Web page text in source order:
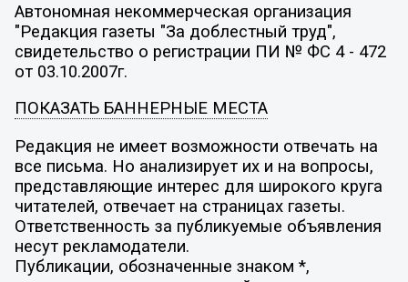
Автономная некоммерческая организация
"Редакция газеты "За доблестный труд",
свидетельство о регистрации ПИ № ФС 4 - 472
от 03.10.2007г.
ПОКАЗАТЬ БАННЕРНЫЕ МЕСТА
Редакция не имеет возможности отвечать на
все письма. Но анализирует их и на вопросы,
представляющие интерес для широкого круга
читателей, отвечает на страницах газеты.
Ответственность за публикуемые объявления
несут рекламодатели.
Публикации, обозначенные знаком *,